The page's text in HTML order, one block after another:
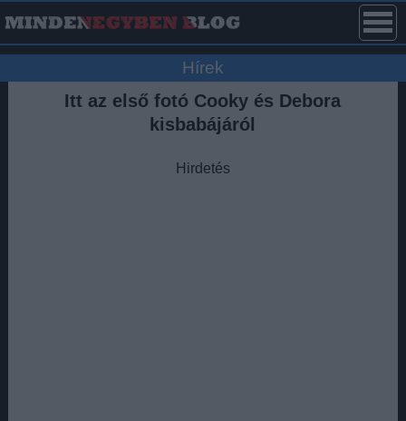
Hírek
Itt az első fotó Cooky és Debora
kisbabájáról
Hirdetés